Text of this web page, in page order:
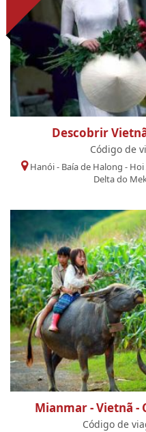
Descobrir
Código de
Hanói- Baía de Halong - Hoi
Delta do
Mianmar - Vietnã -
Código de